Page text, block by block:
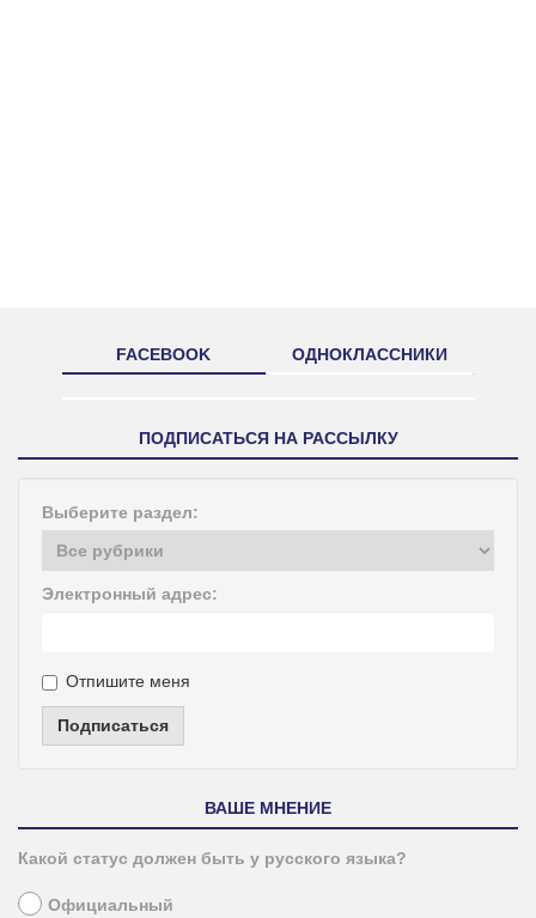
FACEBOOK ОДНОКЛАССНИКИ
ПОДПИСАТЬСЯ НА РАССЫЛКУ
Выберите раздел:
Электронный адрес:
Отпишите меня
Подписаться
ВАШЕ МНЕНИЕ
Какой статус должен быть у русского языка?
Официальный